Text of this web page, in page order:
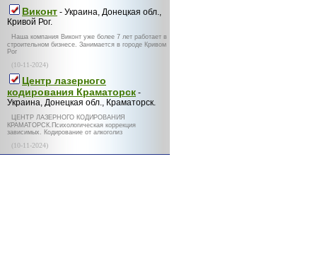
Виконт - Украина, Донецкая обл.,
Кривой Рог.
Наша компания Виконт уже более 7 лет работает в
строительном бизнесе. Занимается в городе Кривом
Рог
(10-11-2024)
Центр лазерного
кодирования Краматорск -
Украина, Донецкая обл., Краматорск.
ЦЕНТР ЛАЗЕРНОГО КОДИРОВАНИЯ
КРАМАТОРСК.Психологическая коррекция
зависимых. Кодирование от алкоголиз
(10-11-2024)